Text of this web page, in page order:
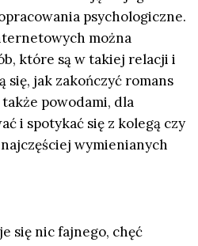
psychologiczne.
można
które są w takiej relacji i
się, jak zakończyć romans
powodami, dla
i spotykać się z kolegą czy
wymienianych
się nic fajnego, chęć